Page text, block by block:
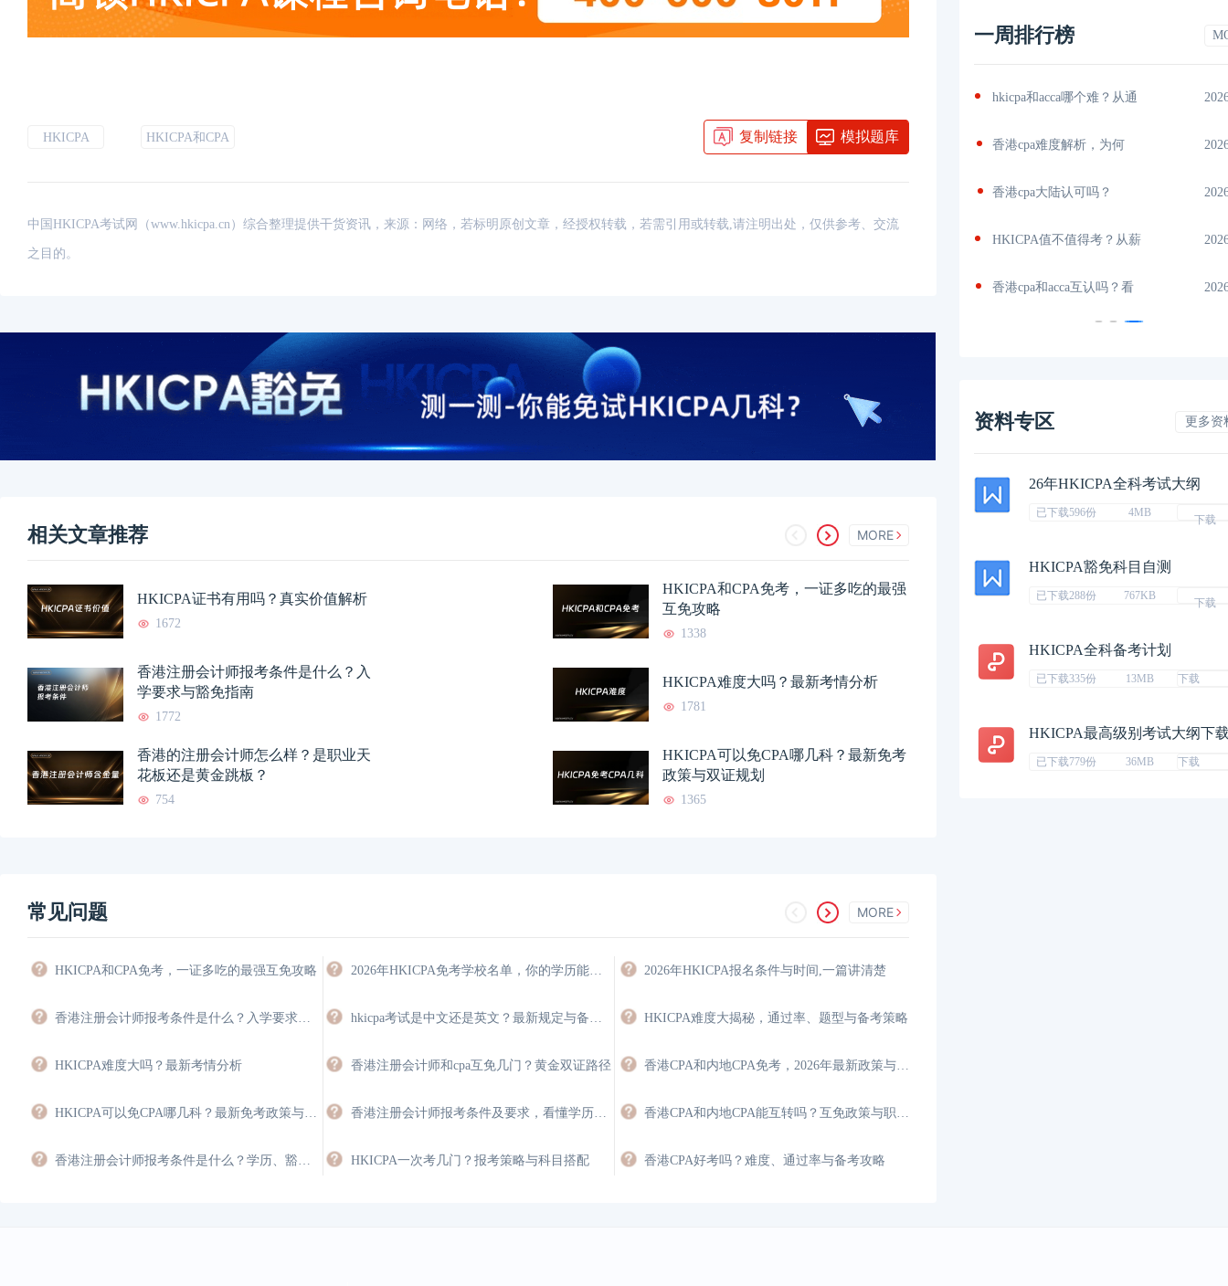
HKICPA HKICPA和CPA 复制链接 模拟题库
中国HKICPA考试网（www.hkicpa.cn）综合整理提供干货资讯，来源：网络，若标明原创文章，经授权转载，若需引用或转载,请注明出处，仅供参考、交流
之目的。
相关文章推荐 MORE
HKICPA证书有用吗？真实价值解析
1672
HKICPA和CPA免考，一证多吃的最强
互免攻略
1338
香港注册会计师报考条件是什么？入
学要求与豁免指南
1772
HKICPA难度大吗？最新考情分析
1781
香港的注册会计师怎么样？是职业天
花板还是黄金跳板？
754
HKICPA可以免CPA哪几科？最新免考
政策与双证规划
1365
常见问题 MORE
HKICPA和CPA免考，一证多吃的最强互免攻略
HKICPA难度大吗？最新考情分析
2026年HKICPA免考学校名单，你的学历能免多少门？
香港注册会计师和cpa互免几门？黄金双证路径
HKICPA一次考几门？报考策略与科目搭配
2026年HKICPA报名条件与时间,一篇讲清楚
HKICPA难度大揭秘，通过率、题型与备考策略
香港CPA好考吗？难度、通过率与备考攻略
一周排行榜
香港CPA和内地CPA能互转
hkicpa和acca哪个难？从通
香港cpa难度解析，为何
香港cpa大陆认可吗？
HKICPA值不值得考？从薪
香港cpa和acca互认吗？看
资料专区 更多资
26年HKICPA全科考试大纲
已下载596份 4MB
下载
HKICPA豁免科目自测
已下载288份 767KB
下载
HKICPA全科备考计划
已下载335份 13MB 下载
HKICPA最高级别考试大纲下
已下载779份 36MB 下载